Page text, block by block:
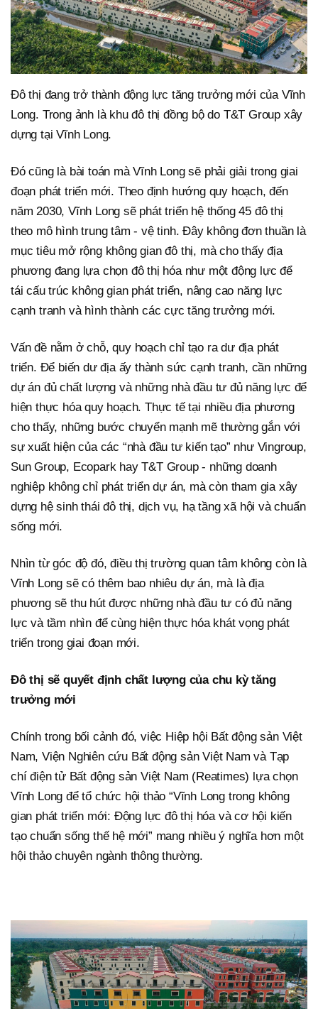
Đô thị đang trở thành động lực tăng trưởng mới của Vĩnh
Long. Trong ảnh là khu đô thị đồng bộ do T&T Group xây
dựng tại Vĩnh Long.
Đó cũng là bài toán mà Vĩnh Long sẽ phải giải trong giai
đoạn phát triển mới. Theo định hướng quy hoạch, đến
năm 2030, Vĩnh Long sẽ phát triển hệ thống 45 đô thị
theo mô hình trung tâm - vệ tinh. Đây không đơn thuần là
mục tiêu mở rộng không gian đô thị, mà cho thấy địa
phương đang lựa chọn đô thị hóa như một động lực để
tái cấu trúc không gian phát triển, nâng cao năng lực
cạnh tranh và hình thành các cực tăng trưởng mới.
Vấn đề nằm ở chỗ, quy hoạch chỉ tạo ra dư địa phát
triển. Để biến dư địa ấy thành sức cạnh tranh, cần những
dự án đủ chất lượng và những nhà đầu tư đủ năng lực để
hiện thực hóa quy hoạch. Thực tế tại nhiều địa phương
cho thấy, những bước chuyển mạnh mẽ thường gắn với
sự xuất hiện của các “nhà đầu tư kiến tạo” như Vingroup,
Sun Group, Ecopark hay T&T Group - những doanh
nghiệp không chỉ phát triển dự án, mà còn tham gia xây
dựng hệ sinh thái đô thị, dịch vụ, hạ tầng xã hội và chuẩn
sống mới.
Nhìn từ góc độ đó, điều thị trường quan tâm không còn là
Vĩnh Long sẽ có thêm bao nhiêu dự án, mà là địa
phương sẽ thu hút được những nhà đầu tư có đủ năng
lực và tầm nhìn để cùng hiện thực hóa khát vọng phát
triển trong giai đoạn mới.
Đô thị sẽ quyết định chất lượng của chu kỳ tăng
trưởng mới
Chính trong bối cảnh đó, việc Hiệp hội Bất động sản Việt
Nam, Viện Nghiên cứu Bất động sản Việt Nam và Tạp
chí điện tử Bất động sản Việt Nam (Reatimes) lựa chọn
Vĩnh Long để tổ chức hội thảo “Vĩnh Long trong không
gian phát triển mới: Động lực đô thị hóa và cơ hội kiến
tạo chuẩn sống thế hệ mới” mang nhiều ý nghĩa hơn một
hội thảo chuyên ngành thông thường.